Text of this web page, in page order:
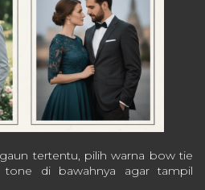
tertentu, pilih warna bow tie
di bawahnya agar tampil